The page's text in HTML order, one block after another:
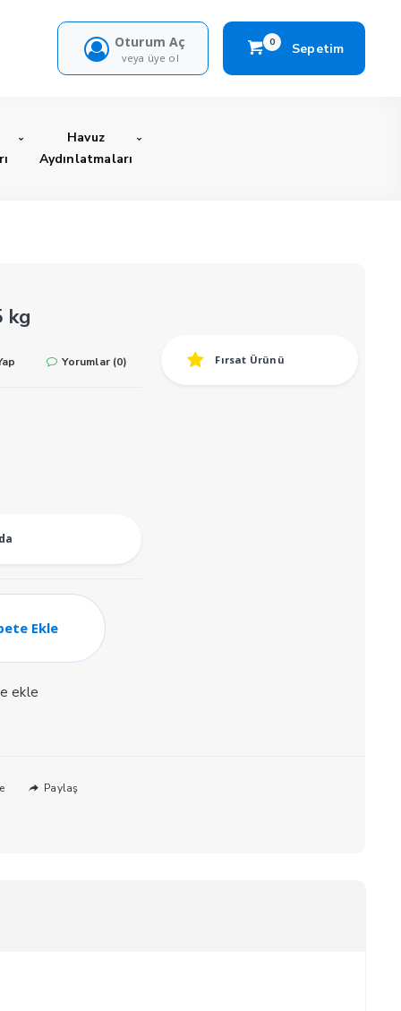
Oturum Aç
veya üye ol
0 Sepetim
Havuz
Aydınlatmaları
kg
Yorumlar (0)
Ekle
ekle
Fırsat Ürünü
Paylaş